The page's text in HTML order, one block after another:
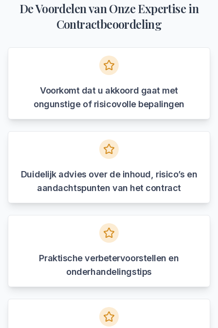
De Voordelen van Onze Expertise in
Contractbeoordeling
Voorkomt dat u akkoord gaat met
ongunstige of risicovolle bepalingen
Duidelijk advies over de inhoud, risico’s en
aandachtspunten van het contract
Praktische verbetervoorstellen en
onderhandelingstips